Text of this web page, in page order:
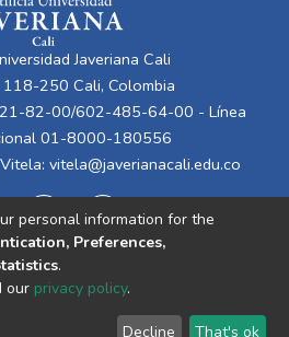
Javeriana Cali
250 Cali, Colombia
82-00/602-485-64-00 - Línea
01-8000-180556
vitela@javerianacali.edu.co
End User Send
personal information for the
Preferences,
.
our privacy policy.
Decline That's ok